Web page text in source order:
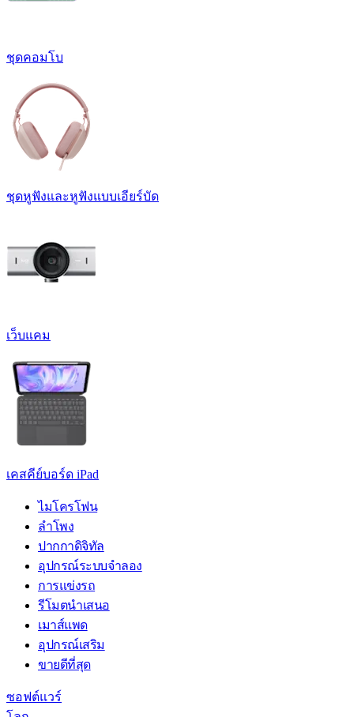
ชุดคอมโบ
ชุดหูฟังและหูฟังแบบเอียร์บัด
เว็บแคม
เคสคีย์บอร์ด iPad
ไมโครโฟน
ลำโพง
ปากกาดิจิทัล
อุปกรณ์ระบบจำลอง
การแข่งรถ
รีโมตนำเสนอ
เมาส์แพด
อุปกรณ์เสริม
ขายดีที่สุด
ซอฟต์แวร์